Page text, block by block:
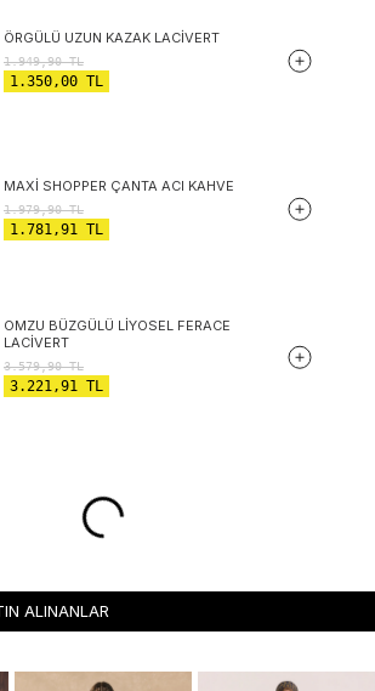
ÖRGÜLÜ UZUN KAZAK LACIVERT
1.949,90TL
1.350,00 TL
MAXI SHOPPER ÇANTA ACI KAHVE
1.979,90TL
1.781,91 TL
OMZU BÜZGÜLÜ LIYOSEL FERACE
LACIVERT
3.579,90TL
3.221,91 TL
ALINANLAR